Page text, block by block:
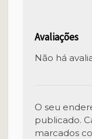
Avaliações
Não há
O seu
publicado.
marcados